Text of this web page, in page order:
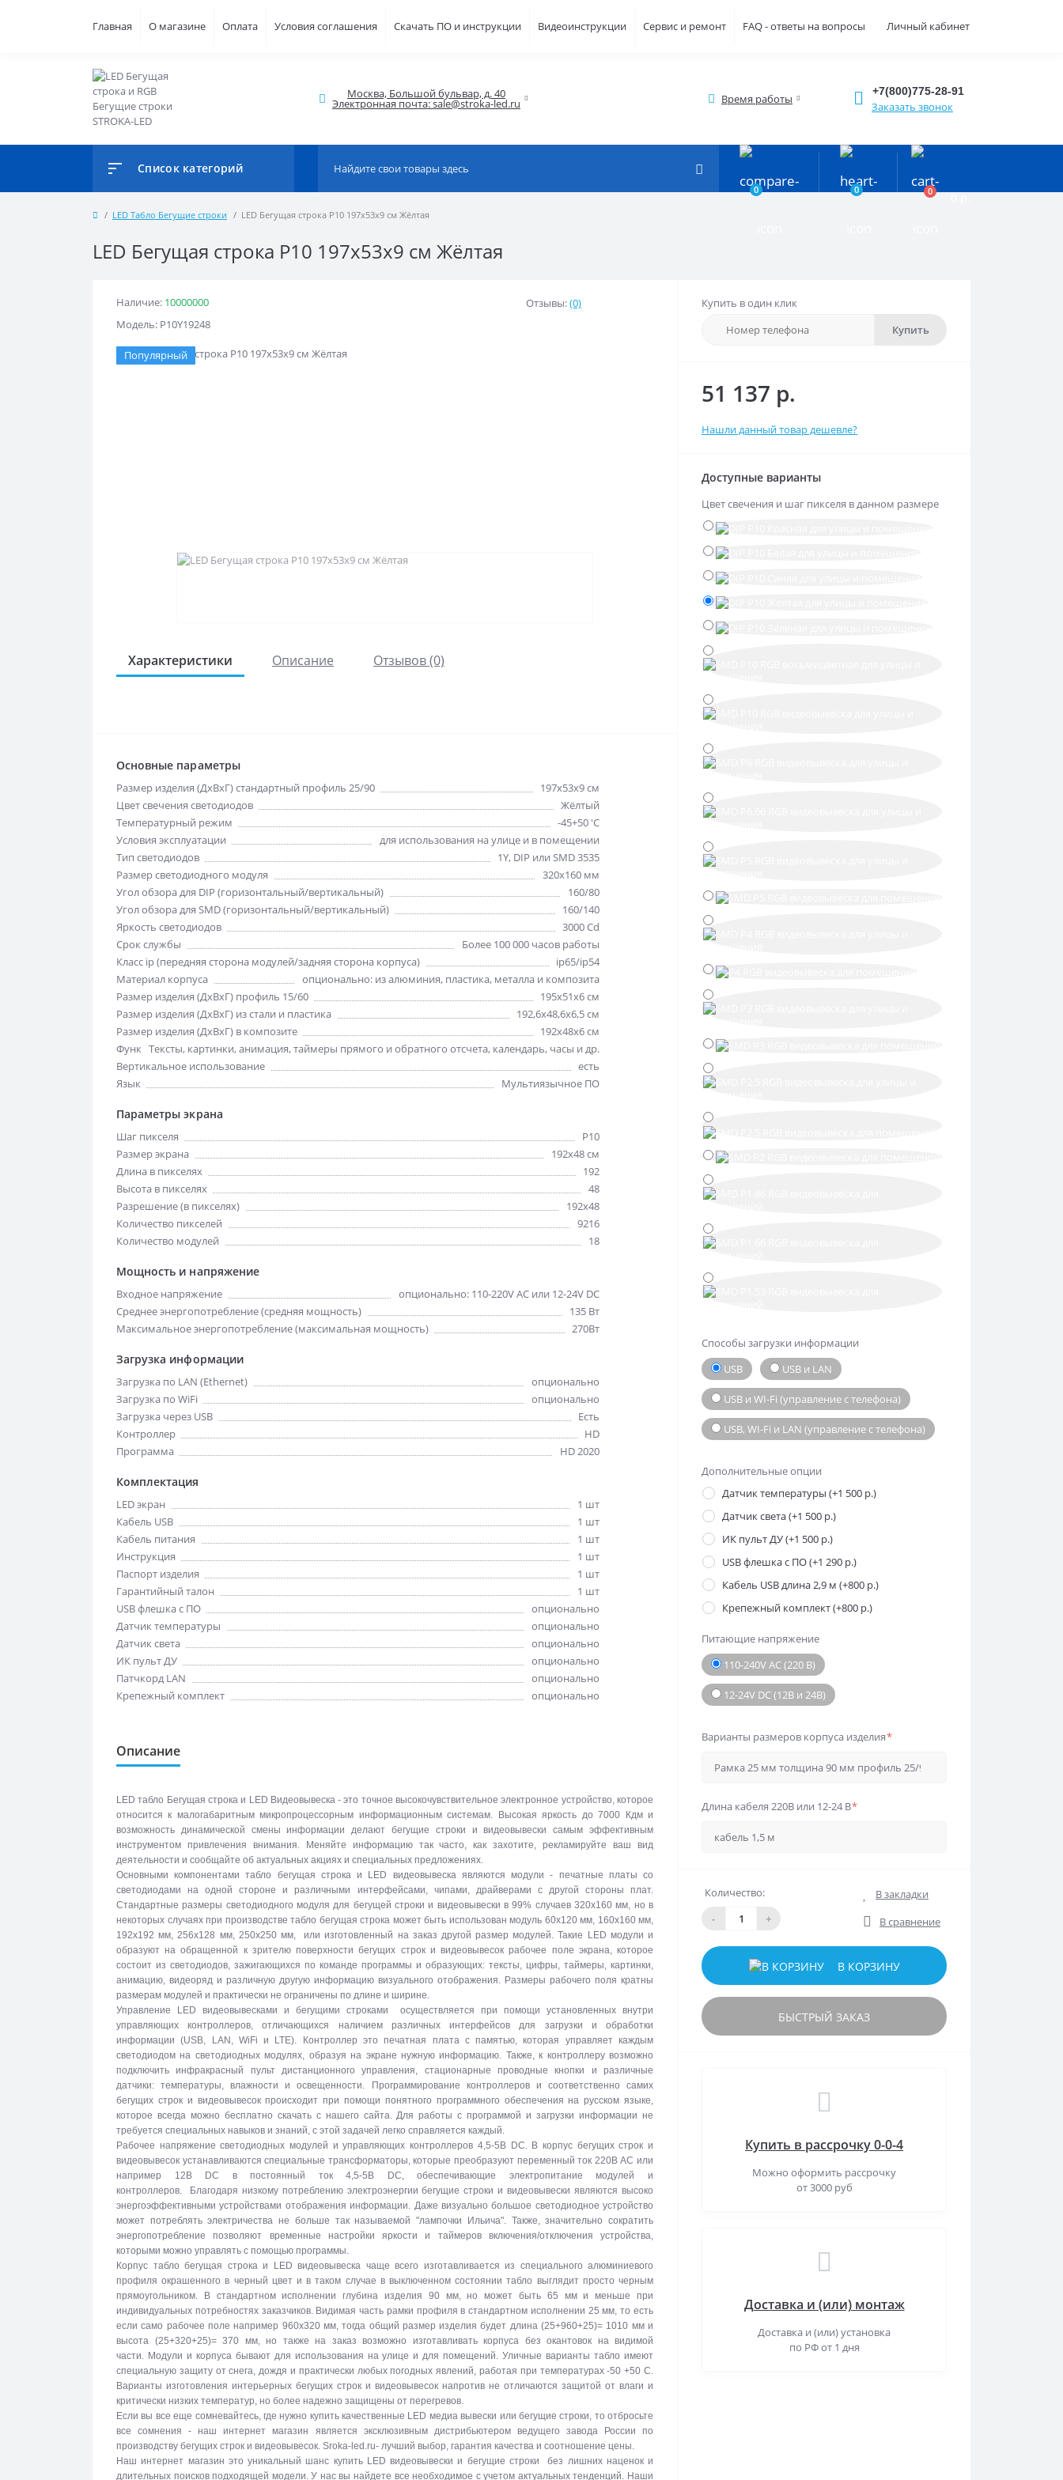
Главная О магазине Оплата Условия соглашения Скачать ПО и инструкции Видеоинструкции Сервис и ремонт FAQ - ответы на вопросы Личный кабинет
Москва, Большой бульвар, д. 40
Электронная почта: sale@stroka-led.ru Время работы
+7(800)775-28-91
Заказать звонок
Список категорий
0 0 0
LED Табло Бегущие строки LED Бегущая строка Р10 197x53x9 см Жёлтая
LED Бегущая строка Р10 197x53x9 см Жёлтая
Наличие: 10000000
Модель: Р10Y19248
Отзывы:(0)
Популярный
Характеристики Описание Отзывов (0)
Основные параметры
Размер изделия (ДхВхГ) стандартный профиль 25/90
197х53х9 см
Цвет свечения светодиодов
Жёлтый
Температурный режим
-45+50 'C
Условия эксплуатации
для использования на улице и в помещении
Тип светодиодов
1Y, DIP или SMD 3535
Размер светодиодного модуля
320х160 мм
Угол обзора для DIP (горизонтальный/вертикальный)
160/80
Угол обзора для SMD (горизонтальный/вертикальный)
160/140
Яркость светодиодов
3000 Cd
Срок службы
Более 100 000 часов работы
Класс ip (передняя сторона модулей/задняя сторона корпуса)
ip65/ip54
Материал корпуса
опционально: из алюминия, пластика, металла и композита
Размер изделия (ДхВхГ) профиль 15/60
195х51х6 см
Размер изделия (ДхВхГ) из стали и пластика
192,6х48,6х6,5 см
Размер изделия (ДхВхГ) в композите
192х48х6 см
Функции отображения
Тексты, картинки, анимация, таймеры прямого и обратного отсчета, календарь, часы и др.
Вертикальное использование
есть
Язык
Мультиязычное ПО
Параметры экрана
Шаг пикселя
Р10
Размер экрана
192х48 см
Длина в пикселях
192
Высота в пикселях
48
Разрешение (в пикселях)
192x48
Количество пикселей
9216
Количество модулей
18
Мощность и напряжение
Входное напряжение
опционально: 110-220V AC или 12-24V DC
Среднее энергопотребление (средняя мощность)
135 Вт
Максимальное энергопотребление (максимальная мощность)
270Вт
Загрузка информации
Загрузка по LAN (Ethernet)
опционально
Загрузка по WiFi
опционально
Загрузка через USB
Есть
Контроллер
HD
Программа
HD 2020
Комплектация
LED экран
1 шт
Кабель USB
1 шт
Кабель питания
1 шт
Инструкция
1 шт
Паспорт изделия
1 шт
Гарантийный талон
1 шт
USB флешка с ПО
опционально
Датчик температуры
опционально
Датчик света
опционально
ИК пульт ДУ
опционально
Патчкорд LAN
опционально
Крепежный комплект
опционально
Описание
LED табло Бегущая строка и LED Видеовывеска - это точное высокочувствительное электронное устройство, которое
относится к малогабаритным микропроцессорным информационным системам. Высокая яркость до 7000 Кдм и
возможность динамической смены информации делают бегущие строки и видеовывески самым эффективным
инструментом привлечения внимания. Меняйте информацию так часто, как захотите, рекламируйте ваш вид
деятельности и сообщайте об актуальных акциях и специальных предложениях.
Основными компонентами табло бегущая строка и LED видеовывеска являются модули - печатные платы со
светодиодами на одной стороне и различными интерфейсами, чипами, драйверами с другой стороны плат.
Стандартные размеры светодиодного модуля для бегущей строки и видеовывески в 99% случаев 320х160 мм, но в
некоторых случаях при производстве табло бегущая строка может быть использован модуль 60х120 мм, 160х160 мм,
192х192 мм, 256х128 мм, 250х250 мм, или изготовленный на заказ другой размер модулей. Такие LED модули и
образуют на обращенной к зрителю поверхности бегущих строк и видеовывесок рабочее поле экрана, которое
состоит из светодиодов, зажигающихся по команде программы и образующих: тексты, цифры, таймеры, картинки,
анимацию, видеоряд и различную другую информацию визуального отображения. Размеры рабочего поля кратны
размерам модулей и практически не ограничены по длине и ширине.
Управление LED видеовывесками и бегущими строками осуществляется при помощи установленных внутри
управляющих контроллеров, отличающихся наличием различных интерфейсов для загрузки и обработки
информации (USB, LAN, WiFi и LTE). Контроллер это печатная плата с памятью, которая управляет каждым
светодиодом на светодиодных модулях, образуя на экране нужную информацию. Также, к контроллеру возможно
подключить инфракрасный пульт дистанционного управления, стационарные проводные кнопки и различные
датчики: температуры, влажности и освещенности. Программирование контроллеров и соответственно самих
бегущих строк и видеовывесок происходит при помощи понятного программного обеспечения на русском языке,
которое всегда можно бесплатно скачать с нашего сайта. Для работы с программой и загрузки информации не
требуется специальных навыков и знаний, с этой задачей легко справляется каждый.
Рабочее напряжение светодиодных модулей и управляющих контроллеров 4,5-5В DC. В корпус бегущих строк и
видеовывесок устанавливаются специальные трансформаторы, которые преобразуют переменный ток 220В АС или
например 12В DC в постоянный ток 4,5-5В DC, обеспечивающие электропитание модулей и
контроллеров. Благодаря низкому потреблению электроэнергии бегущие строки и видеовывески являются высоко
энергоэффективными устройствами отображения информации. Даже визуально большое светодиодное устройство
может потреблять электричества не больше так называемой "лампочки Ильича". Также, значительно сократить
энергопотребление позволяют временные настройки яркости и таймеров включения/отключения устройства,
которыми можно управлять с помощью программы.
Корпус табло бегущая строка и LED видеовывеска чаще всего изготавливается из специального алюминиевого
профиля окрашенного в черный цвет и в таком случае в выключенном состоянии табло выглядит просто черным
прямоугольником. В стандартном исполнении глубина изделия 90 мм, но может быть 65 мм и меньше при
индивидуальных потребностях заказчиков. Видимая часть рамки профиля в стандартном исполнении 25 мм, то есть
если само рабочее поле например 960х320 мм, тогда общий размер изделия будет длина (25+960+25)= 1010 мм и
высота (25+320+25)= 370 мм, но также на заказ возможно изготавливать корпуса без окантовок на видимой
части. Модули и корпуса бывают для использования на улице и для помещений. Уличные варианты табло имеют
специальную защиту от снега, дождя и практически любых погодных явлений, работая при температурах -50 +50 C.
Варианты изготовления интерьерных бегущих строк и видеовывесок напротив не отличаются защитой от влаги и
критически низких температур, но более надежно защищены от перегревов.
Если вы все еще сомневайтесь, где нужно купить качественные LED медиа вывески или бегущие строки, то отбросьте
все сомнения - наш интернет магазин является эксклюзивным дистрибьютером ведущего завода России по
производству бегущих строк и видеовывесок. Sroka-led.ru- лучший выбор, гарантия качества и соотношение цены.
Наш интернет магазин это уникальный шанс купить LED видеовывески и бегущие строки без лишних наценок и
длительных поисков подходящей модели. У нас вы найдете все необходимое с учетом актуальных тенденций. Наши
Купить в один клик
Купить
51 137 р.
Нашли данный товар дешевле?
Доступные варианты
Цвет свечения и шаг пикселя в данном размере
Способы загрузки информации
USB
USB и LAN
USB и WI-Fi (управление с телефона)
USB, WI-Fi и LAN (управление с телефона)
Дополнительные опции
Датчик температуры (+1 500 р.)
Датчик света (+1 500 р.)
ИК пульт ДУ (+1 500 р.)
USB флешка с ПО (+1 290 р.)
Кабель USB длина 2,9 м (+800 р.)
Крепежный комплект (+800 р.)
Питающие напряжение
110-240V AC (220 В)
12-24V DC (12В и 24В)
Варианты размеров корпуса изделия*
Длина кабеля 220В или 12-24 В*
Количество:
- +
В закладки
В сравнение
В КОРЗИНУ
БЫСТРЫЙ ЗАКАЗ
Купить в рассрочку 0-0-4
Можно оформить рассрочку
от 3000 руб
Доставка и (или) монтаж
Доставка и (или) установка
по РФ от 1 дня